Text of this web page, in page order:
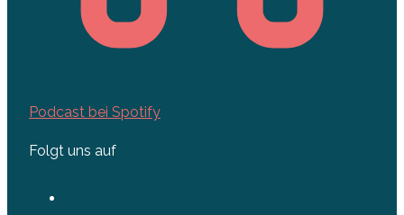
Podcast bei Spotify
Folgt uns auf